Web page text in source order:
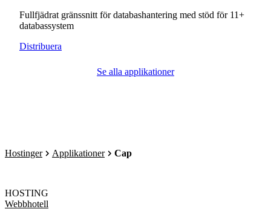
Fullfjädrat gränssnitt för databashantering med stöd för 11+
databassystem
Distribuera
Se alla applikationer
Hostinger Applikationer Cap
HOSTING
Webbhotell